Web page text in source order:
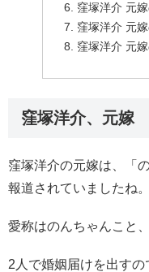
窪塚洋介 元
窪塚洋介 元
窪塚洋介 元
窪塚洋介、元
窪塚洋介の元嫁は、「
報道されていましたね。
愛称はのんちゃんこと
2人で婚姻届けを出す